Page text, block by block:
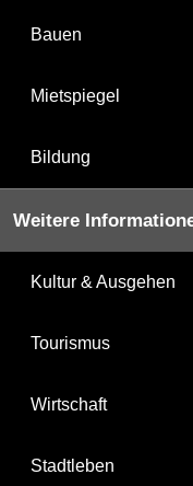
Bauen
Mietspiegel
Bildung
Weitere
Kultur & Ausgehen
Tourismus
Wirtschaft
Stadtleben